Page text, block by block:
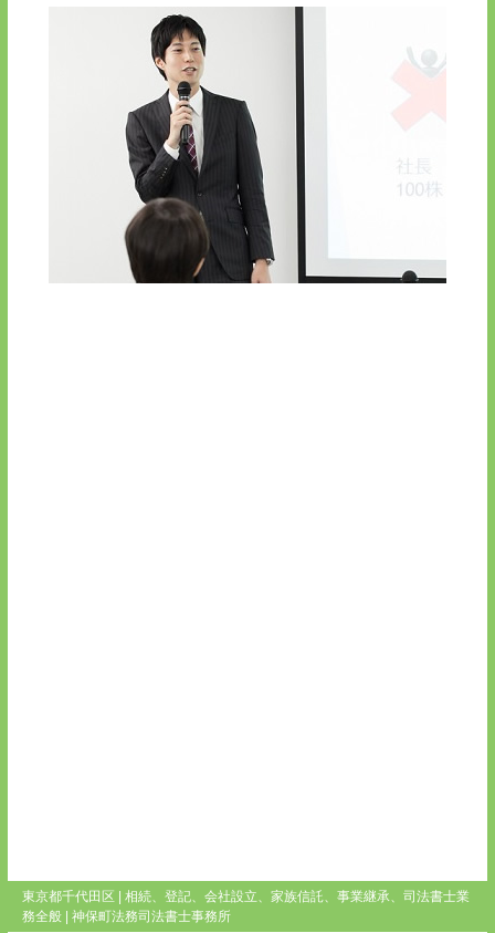
東京都千代田区 | 相続、登記、会社設立、家族信託、事業継承、司法書士業
務全般 | 神保町法務司法書士事務所